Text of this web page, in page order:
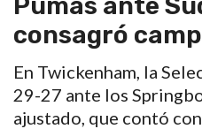
consagró
En Twickenham, la
29-27 ante los
ajustado, que contó